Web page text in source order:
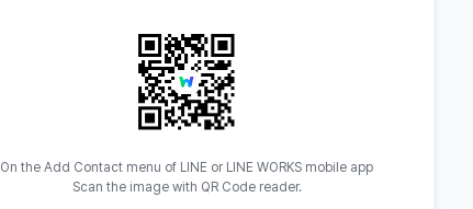
On the Add Contact menu of LINE or LINE WORKS mobile app
Scan the image with QR Code reader.